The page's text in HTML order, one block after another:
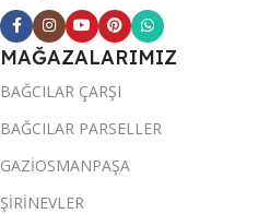
MAĞAZALARIMIZ
BAĞCILAR ÇARŞI
BAĞCILAR PARSELLER
GAZİOSMANPAŞA
ŞİRİNEVLER